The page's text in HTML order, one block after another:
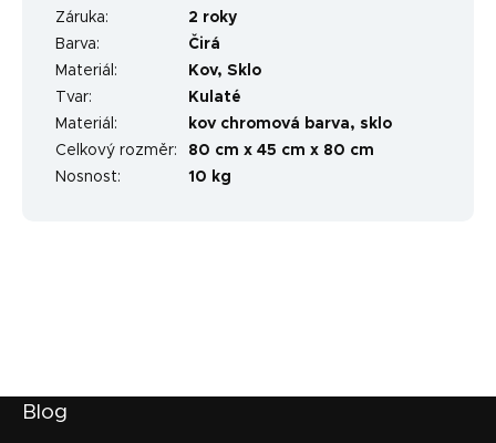
Záruka:
2 roky
Barva:
Čirá
Materiál : Kov, Sklo
Tvar:
Kulaté
Materiál :
kov chromová barva, sklo
Celkový rozměr:
80 cm x 45 cm x 80 cm
Nosnost: 10 kg
Blog